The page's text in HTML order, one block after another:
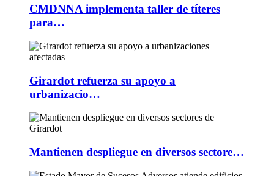
CMDNNA implementa taller de títeres
para…
Girardot refuerza su apoyo a
urbanizacio…
Mantienen despliegue en diversos sectore…